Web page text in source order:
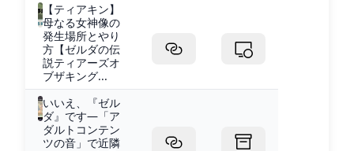
【ティアキン】
母なる女神像の
発生場所とやり
方【ゼルダの伝
説ティアーズオ
ブザキング...
いいえ、『ゼル
ダ』です―「ア
ダルトコンテン
ツの音」で近隣